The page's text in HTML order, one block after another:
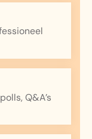
Q&A’s